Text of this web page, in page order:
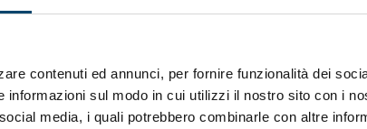
contenuti ed annunci, per fornire funzionalità dei
informazioni sul modo in cui utilizzi il nostro sito con i
media, i quali potrebbero combinarle con altre
nelle scorse settimane.